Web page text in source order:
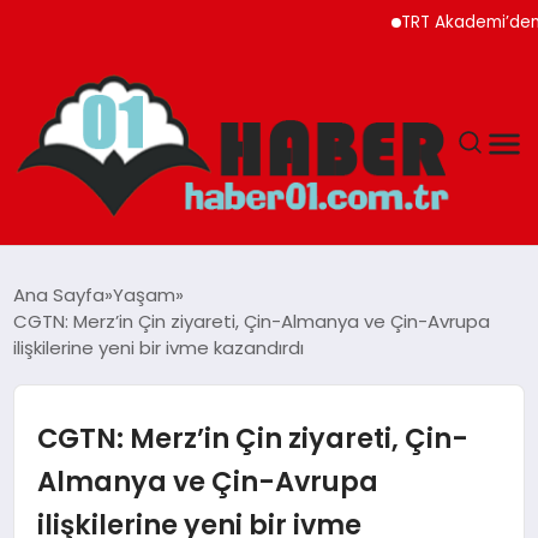
TRT Akademi’den
ADANA
MAGAZIN
Ana Sayfa Yaşam
CGTN: Merz’in Çin ziyareti, Çin-Almanya ve Çin-Avrupa
ilişkilerine yeni bir ivme kazandırdı
CGTN: Merz’in Çin ziyareti, Çin-
Almanya ve Çin-Avrupa
ilişkilerine yeni bir ivme